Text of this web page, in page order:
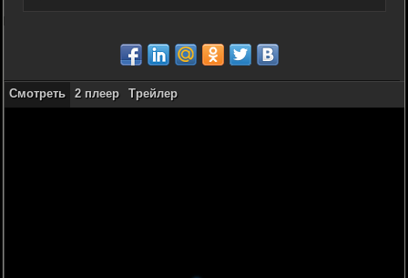
Смотреть 2 плеер Трейлер